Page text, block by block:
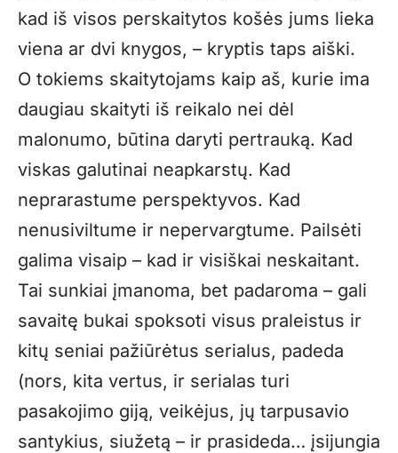
kad iš visos perskaitytos košės jums lieka
viena ar dvi knygos, – kryptis taps aiški.
O tokiems skaitytojams kaip aš, kurie ima
daugiau skaityti iš reikalo nei dėl
malonumo, būtina daryti pertrauką. Kad
viskas galutinai neapkarstų. Kad
neprarastume perspektyvos. Kad
nenusiviltume ir nepervargtume. Pailsėti
galima visaip – kad ir visiškai neskaitant.
Tai sunkiai įmanoma, bet padaroma – gali
savaitę bukai spoksoti visus praleistus ir
kitų seniai pažiūrėtus serialus, padeda
(nors, kita vertus, ir serialas turi
pasakojimo giją, veikėjus, jų tarpusavio
santykius, siužetą – ir prasideda… įsijungia